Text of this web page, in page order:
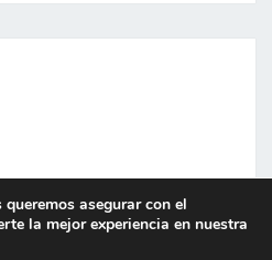
- Francisco Blanco Prieto
asegurar con el
la mejor experiencia en nuestra